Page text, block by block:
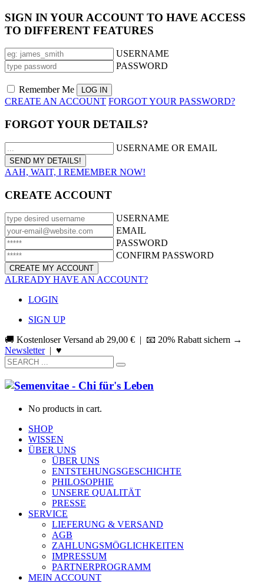
SIGN IN YOUR ACCOUNT TO HAVE ACCESS
TO DIFFERENT FEATURES
USERNAME
PASSWORD
Remember Me
CREATE AN ACCOUNT FORGOT YOUR PASSWORD?
FORGOT YOUR DETAILS?
USERNAME OR EMAIL
AAH, WAIT, I REMEMBER NOW!
CREATE ACCOUNT
USERNAME
EMAIL
PASSWORD
CONFIRM PASSWORD
ALREADY HAVE AN ACCOUNT?
LOGIN
SIGN UP
🚚 Kostenloser Versand ab 29,00 € | 📧 20% Rabatt sichern →
Newsletter| ♥
No products in cart.
SHOP
WISSEN
ÜBER UNS
ÜBER UNS
ENTSTEHUNGSGESCHICHTE
PHILOSOPHIE
UNSERE QUALITÄT
PRESSE
SERVICE
LIEFERUNG & VERSAND
AGB
ZAHLUNGSMÖGLICHKEITEN
IMPRESSUM
PARTNERPROGRAMM
MEIN ACCOUNT